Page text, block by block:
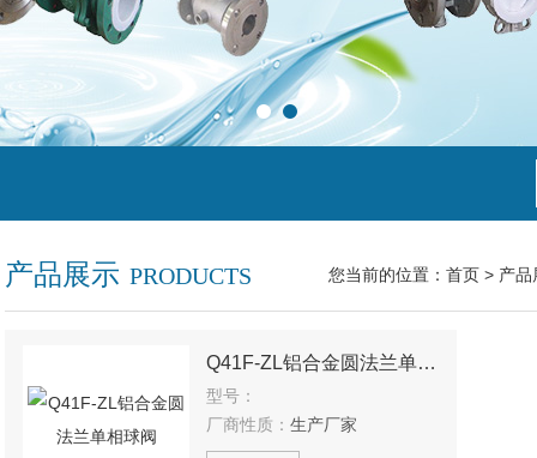
产品展示 PRODUCTS 您当前的位置： 首页 > 产品
Q41F-ZL铝合金圆法兰单相球阀
型号：
厂商性质： 生产厂家